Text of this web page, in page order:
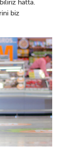
hatta.
biz